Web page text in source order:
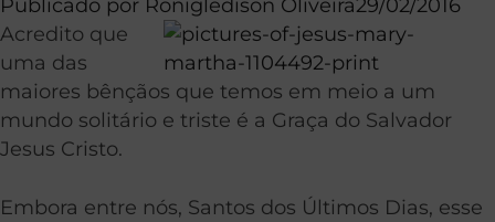
Publicado por Ronigledison Oliveira29/02/2016
Acredito que
uma das
maiores bênçãos que temos em meio a um
mundo solitário e triste é a Graça do Salvador
Jesus Cristo.
Embora entre nós, Santos dos Últimos Dias, esse